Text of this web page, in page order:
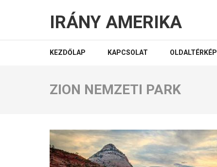
IRÁNY AMERIKA
KEZDŐLAP KAPCSOLAT OLDALTÉRKÉP
ZION NEMZETI PARK